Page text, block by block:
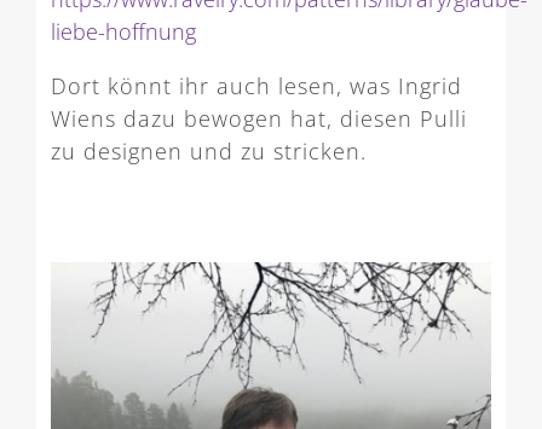
liebe-hoffnung
Dort könnt ihr auch lesen, was Ingrid
Wiens dazu bewogen hat, diesen Pulli
zu designen und zu stricken.